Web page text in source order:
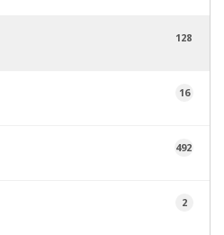
128
16
492
2